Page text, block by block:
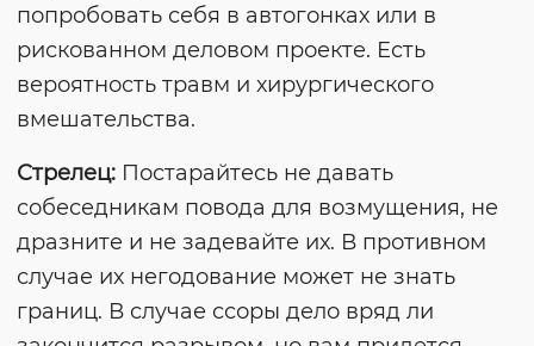
попробовать себя в автогонках или в
рискованном деловом проекте. Есть
вероятность травм и хирургического
вмешательства.
Стрелец: Постарайтесь не давать
собеседникам повода для возмущения, не
дразните и не задевайте их. В противном
случае их негодование может не знать
границ. В случае ссоры дело вряд ли